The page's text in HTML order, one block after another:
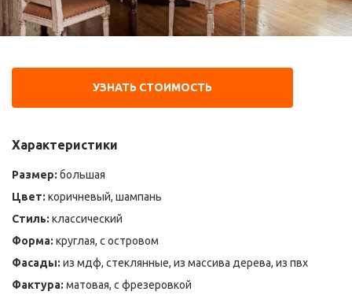
УЗНАТЬ СТОИМОСТЬ
Характеристики
Размер: большая
Цвет: коричневый, шампань
Стиль: классический
Форма: круглая, с островом
Фасады: из мдф, стеклянные, из массива дерева, из пвх
Фактура: матовая, с фрезеровкой